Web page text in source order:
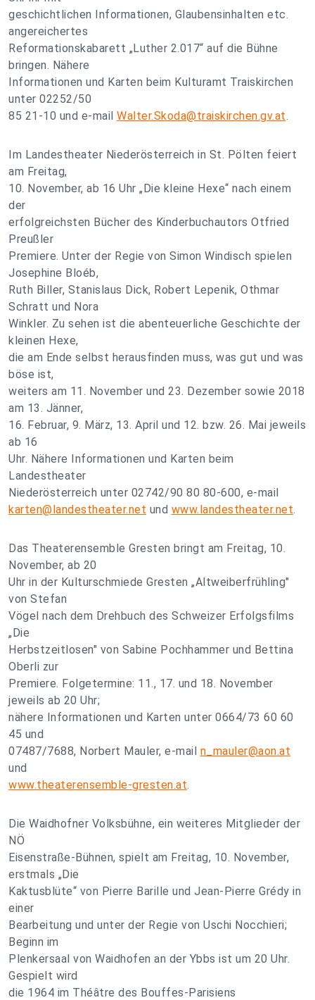
geschichtlichen Informationen, Glaubensinhalten etc.
angereichertes
Reformationskabarett „Luther 2.017“ auf die Bühne
bringen. Nähere
Informationen und Karten beim Kulturamt Traiskirchen
unter 02252/50
85 21-10 und e-mail Walter.Skoda@traiskirchen.gv.at.
Im Landestheater Niederösterreich in St. Pölten feiert
am Freitag,
10. November, ab 16 Uhr „Die kleine Hexe“ nach einem
der
erfolgreichsten Bücher des Kinderbuchautors Otfried
Preußler
Premiere. Unter der Regie von Simon Windisch spielen
Josephine Bloéb,
Ruth Biller, Stanislaus Dick, Robert Lepenik, Othmar
Schratt und Nora
Winkler. Zu sehen ist die abenteuerliche Geschichte der
kleinen Hexe,
die am Ende selbst herausfinden muss, was gut und was
böse ist,
weiters am 11. November und 23. Dezember sowie 2018
am 13. Jänner,
16. Februar, 9. März, 13. April und 12. bzw. 26. Mai jeweils
ab 16
Uhr. Nähere Informationen und Karten beim
Landestheater
Niederösterreich unter 02742/90 80 80-600, e-mail
karten@landestheater.net und www.landestheater.net.
Das Theaterensemble Gresten bringt am Freitag, 10.
November, ab 20
Uhr in der Kulturschmiede Gresten „Altweiberfrühling"
von Stefan
Vögel nach dem Drehbuch des Schweizer Erfolgsfilms
„Die
Herbstzeitlosen" von Sabine Pochhammer und Bettina
Oberli zur
Premiere. Folgetermine: 11., 17. und 18. November
jeweils ab 20 Uhr;
nähere Informationen und Karten unter 0664/73 60 60
45 und
07487/7688, Norbert Mauler, e-mail n_mauler@aon.at
und
www.theaterensemble-gresten.at.
Die Waidhofner Volksbühne, ein weiteres Mitglieder der
NÖ
Eisenstraße-Bühnen, spielt am Freitag, 10. November,
erstmals „Die
Kaktusblüte“ von Pierre Barille und Jean-Pierre Grédy in
einer
Bearbeitung und unter der Regie von Uschi Nocchieri;
Beginn im
Plenkersaal von Waidhofen an der Ybbs ist um 20 Uhr.
Gespielt wird
die 1964 im Théâtre des Bouffes-Parisiens